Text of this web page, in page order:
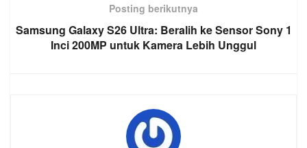
Posting berikutnya
Samsung Galaxy S26 Ultra: Beralih ke Sensor Sony 1
Inci 200MP untuk Kamera Lebih Unggul